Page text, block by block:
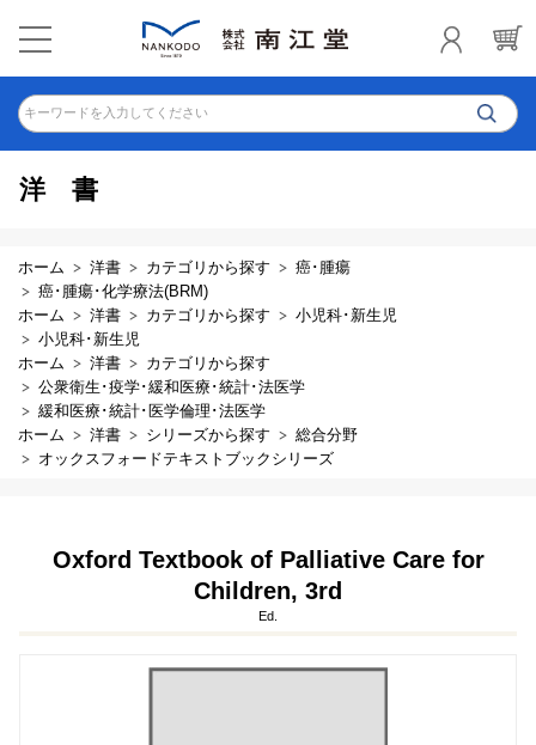
キーワードを入力してください
洋書
ホーム 洋書 カテゴリから探す
癌･腫瘍
癌･腫瘍･化学療法(BRM)
ホーム
洋書 カテゴリから探す
小児科･新生児
小児科･新生児
ホーム
洋書
カテゴリから探す
公衆衛生･疫学･緩和医療･統計･法医学
緩和医療･統計･医学倫理･法医学
ホーム
洋書 シリーズから探す
総合分野
オックスフォードテキストブックシリーズ
Oxford Textbook of Palliative Care for
Children, 3rd
Ed.